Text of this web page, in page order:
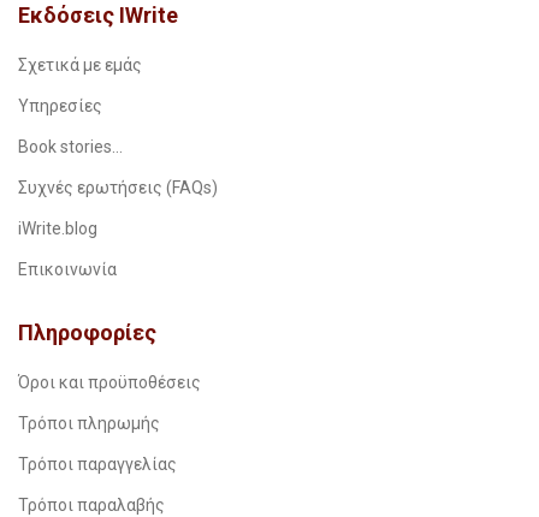
Εκδόσεις IWrite
Σχετικά με εμάς
Υπηρεσίες
Book stories…
Συχνές ερωτήσεις (FAQs)
iWrite.blog
Επικοινωνία
Πληροφορίες
Όροι και προϋποθέσεις
Τρόποι πληρωμής
Τρόποι παραγγελίας
Τρόποι παραλαβής